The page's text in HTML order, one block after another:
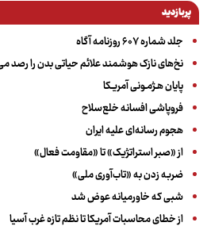
پربازدید
جلد شماره ۶۰۷ روزنامه آگاه
نخ‌های نازک هوشمند علائم حیاتی بدن را رصد
پایان هـژمـونی آمریـکا
فروپاشی افسانه خلع‌سلاح
هجوم رسانه‌ای علیه ایران
از «صبر استراتژیک» تا «مقاومت فعال»
ضربه زدن به «تاب‌آوری ملی»
شبی که خاورمیانه عوض شد
از خطای محاسبات آمریکا تا نظم تازه غرب آسیا